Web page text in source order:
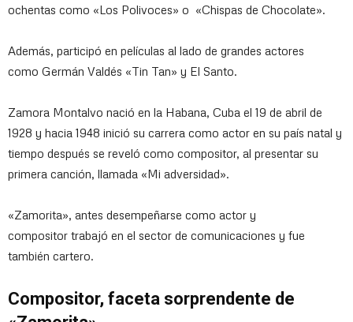
ochentas como «Los Polivoces» o «Chispas de Chocolate».
Además, participó en películas al lado de grandes actores
como Germán Valdés «Tin Tan» y El Santo.
Zamora Montalvo nació en la Habana, Cuba el 19 de abril de
1928 y hacia 1948 inició su carrera como actor en su país natal y
tiempo después se reveló como compositor, al presentar su
primera canción, llamada «Mi adversidad».
«Zamorita», antes desempeñarse como actor y
compositor trabajó en el sector de comunicaciones y fue
también cartero.
Compositor, faceta sorprendente de